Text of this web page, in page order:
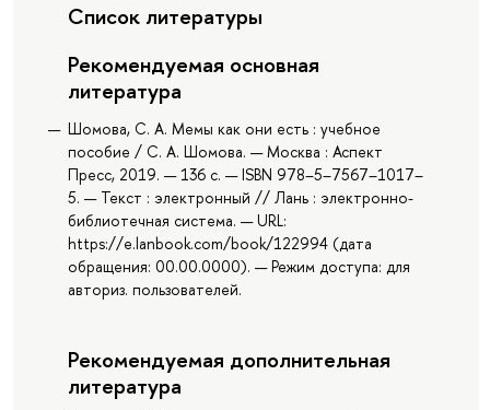
Список литературы
Рекомендуемая основная
литература
Шомова, С. А. Мемы как они есть : учебное
пособие / С. А. Шомова. — Москва : Аспект
Пресс, 2019. — 136 с. — ISBN 978–5–7567–1017–
5. — Текст : электронный // Лань : электронно-
библиотечная система. — URL:
https://e.lanbook.com/book/122994 (дата
обращения: 00.00.0000). — Режим доступа: для
авториз. пользователей.
Рекомендуемая дополнительная
литература